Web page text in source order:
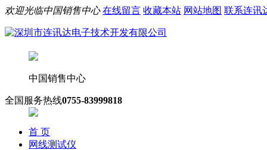
欢迎光临中国销售中心 在线留言 收藏本站 网站地图 联系连讯
中国销售中心
全国服务热线0755-83999818
首 页
网线测试仪